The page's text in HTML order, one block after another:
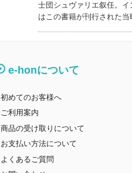
士団シュヴァリエ叙任。
はこの書籍が刊行された当
e-honについて
初めてのお客様へ
ご利用案内
商品の受け取りについて
お支払い方法について
よくあるご質問